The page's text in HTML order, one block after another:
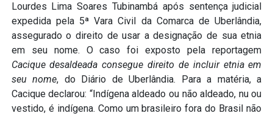
Lourdes Lima Soares Tubinambá após sentença judicial
expedida pela 5ª Vara Civil da Comarca de Uberlândia,
assegurado o direito de usar a designação de sua etnia
em seu nome. O caso foi exposto pela reportagem
Cacique desaldeada consegue direito de incluir etnia em
seu nome, do Diário de Uberlândia. Para a matéria, a
Cacique declarou: “Indígena aldeado ou não aldeado, nu ou
vestido, é indígena. Como um brasileiro fora do Brasil não